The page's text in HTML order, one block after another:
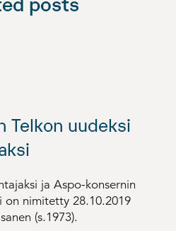
Telkon uudeksi
ja Aspo-konsernin
on nimitetty 28.10.2019
(s.1973).